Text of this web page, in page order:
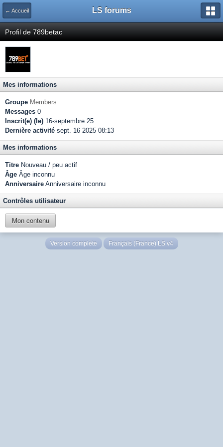
← Accueil LS forums
Profil de 789betac
Mes informations
Groupe Members
Messages 0
Inscrit(e) (le) 16-septembre 25
Dernière activité sept. 16 2025 08:13
Mes informations
Titre Nouveau / peu actif
Âge Âge inconnu
Anniversaire Anniversaire inconnu
Contrôles utilisateur
Mon contenu
Version complète Français (France) LS v4